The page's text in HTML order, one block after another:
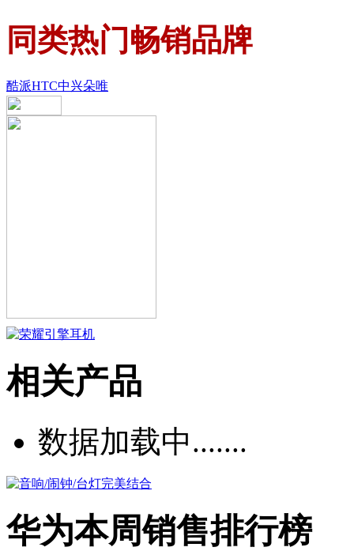
同类热门畅销品牌
酷派HTC中兴朵唯
相关产品
数据加载中.......
华为本周销售排行榜